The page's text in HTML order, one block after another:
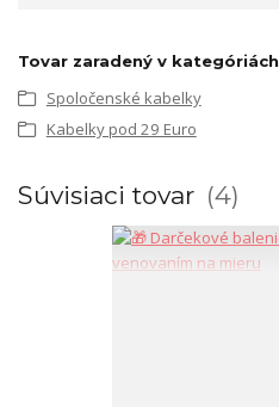
Tovar zaradený v kategóriách
Spoločenské kabelky
Kabelky pod 29 Euro
Súvisiaci tovar 4